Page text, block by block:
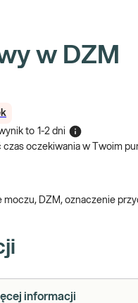
w DZM
to 1-2 dni
oczekiwania w Twoim
DZM, oznaczenie
informacji